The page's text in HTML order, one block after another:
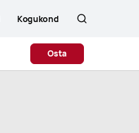
Kogukond
Osta